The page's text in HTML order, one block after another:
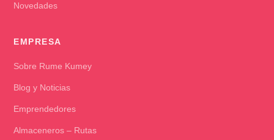
Novedades
EMPRESA
Sobre Rume Kumey
Blog y Noticias
Emprendedores
Almaceneros – Rutas